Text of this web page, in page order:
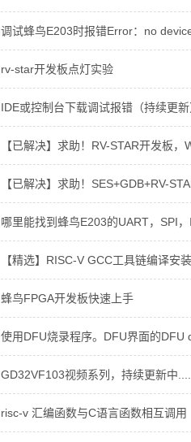
调试蜂鸟E203时报错Error：no
rv-star开发板点灯实验
IDE或控制台下载调试报错（持续更新
【已解决】求助！RV-STAR开发板
【已解决】求助！SES+GDB+RV-
哪里能找到蜂鸟E203的UART，SPI，
【精选】RISC-V GCC工具链编译安
蜂鸟FPGA开发板快速上手
使用DFU烧录程序。DFU界面的DFU
GD32VF103视频系列，持续更新中......
risc-v 汇编函数与C语言函数相互调用